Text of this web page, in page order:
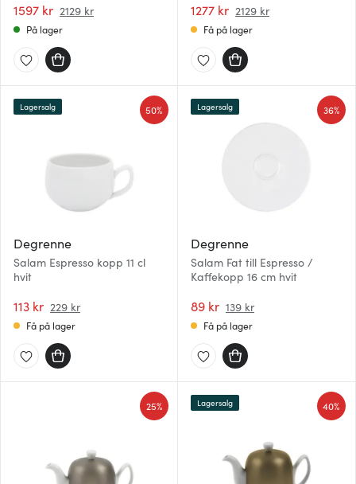
1597 kr 2129 kr
På lager
1277 kr 2129 kr
Få på lager
Degrenne
Salam Espresso kopp 11 cl
hvit
113 kr 229 kr
50%
Lagersalg
Få på lager
Degrenne
Salam Fat till Espresso /
Kaffekopp 16 cm hvit
89 kr 139 kr
36%
Lagersalg
Få på lager
25% 40%
Lagersalg